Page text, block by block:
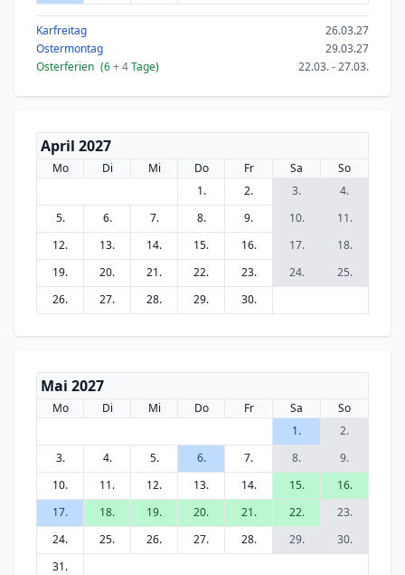
Karfreitag
26.03.27
Ostermontag
29.03.27
Osterferien (6+ 4Tage) 22.03. - 27.03.
April 2027
Mo Di Mi Do Fr Sa
So
1.
2. 3.
4.
5.
6. 7. 8. 9. 10.
11.
12.
13. 14. 15. 16. 17.
18.
19.
20. 21. 22. 23. 24.
25.
26.
27. 28. 29. 30.
Mai 2027
Mo Di Mi Do Fr Sa
So
1.
2.
3.
4. 5. 6. 7. 8.
9.
10.
11. 12. 13. 14. 15.
16.
17.
18. 19. 20. 21. 22.
23.
24.
25. 26. 27. 28. 29.
30.
31.